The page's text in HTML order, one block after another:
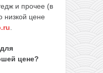
и прочее (в
низкой цене
цене?